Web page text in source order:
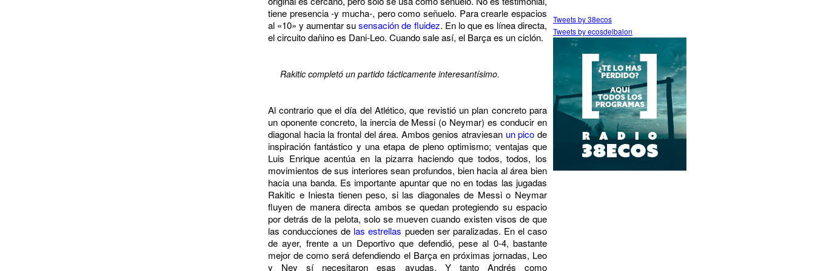
tiene presencia -y mucha-, pero como señuelo. Para crearle espacios
al «10» y aumentar susensación de fluidez. En lo que es línea directa,
el circuito dañino es Dani-Leo. Cuando sale así, el Barça es un ciclón.
Rakitic completó un partido tácticamente interesantísimo.
Al contrario que el día del Atlético, que revistió un plan concreto para
un oponente concreto, la inercia de Messi (o Neymar) es conducir en
diagonal hacia la frontal del área. Ambos genios atraviesan un pico de
inspiración fantástico y una etapa de pleno optimismo; ventajas que
Luis Enrique acentúa en la pizarra haciendo que todos, todos, los
movimientos de sus interiores sean profundos, bien hacia al área bien
hacia una banda. Es importante apuntar que no en todas las jugadas
Rakitic e Iniesta tienen peso, si las diagonales de Messi o Neymar
fluyen de manera directa ambos se quedan protegiendo su espacio
por detrás de la pelota, solo se mueven cuando existen visos de que
las conducciones de las estrellas pueden ser paralizadas. En el caso
de ayer, frente a un Deportivo que defendió, pese al 0-4, bastante
mejor de como será defendiendo el Barça en próximas jornadas, Leo
y Ney sí necesitaron esas ayudas. Y tanto Andrés como
Tweets by 38ecos
Tweets by ecosdelbalon